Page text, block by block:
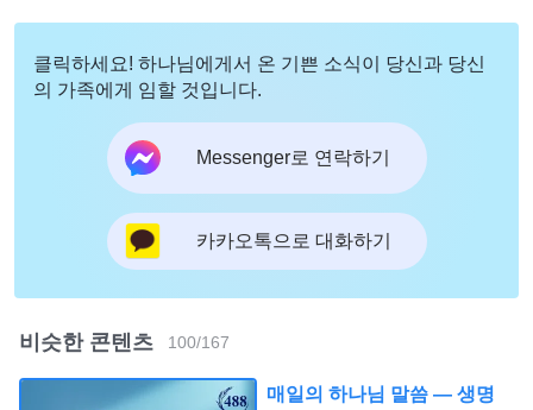
클릭하세요! 하나님에게서 온 기쁜 소식이 당신과 당신
의 가족에게 임할 것입니다.
Messenger로 연락하기
카카오톡으로 대화하기
비슷한 콘텐츠 100/167
매일의 하나님 말씀 ― 생명